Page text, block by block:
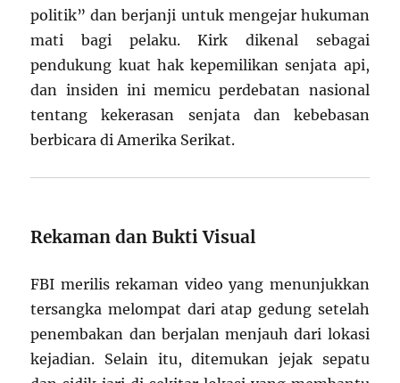
politik” dan berjanji untuk mengejar hukuman
mati bagi pelaku. Kirk dikenal sebagai
pendukung kuat hak kepemilikan senjata api,
dan insiden ini memicu perdebatan nasional
tentang kekerasan senjata dan kebebasan
berbicara di Amerika Serikat.
Rekaman dan Bukti Visual
FBI merilis rekaman video yang menunjukkan
tersangka melompat dari atap gedung setelah
penembakan dan berjalan menjauh dari lokasi
kejadian. Selain itu, ditemukan jejak sepatu